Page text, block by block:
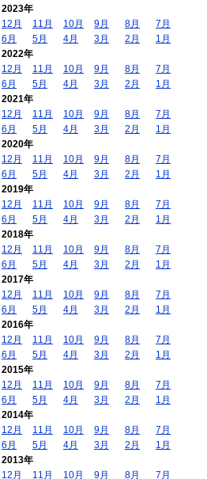
2023年
12月
11月 10月 9月 8月
7月
6月
5月 4月 3月 2月
1月
2022年
12月
11月 10月 9月 8月
7月
6月
5月 4月 3月 2月
1月
2021年
12月
11月 10月 9月 8月
7月
6月
5月 4月 3月 2月
1月
2020年
12月
11月 10月 9月 8月
7月
6月
5月 4月 3月 2月
1月
2019年
12月
11月 10月 9月 8月
7月
6月
5月 4月 3月 2月
1月
2018年
12月
11月 10月 9月 8月
7月
6月
5月 4月 3月 2月
1月
2017年
12月
11月 10月 9月 8月
7月
6月
5月 4月 3月 2月
1月
2016年
12月
11月 10月 9月 8月
7月
6月
5月 4月 3月 2月
1月
2015年
12月
11月 10月 9月 8月
7月
6月
5月 4月 3月 2月
1月
2014年
12月
11月 10月 9月 8月
7月
6月
5月 4月 3月 2月
1月
2013年
12月
11月 10月 9月 8月 7月